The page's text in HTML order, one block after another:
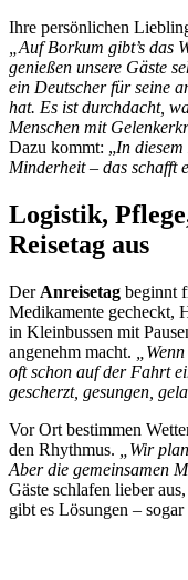
Ihre persönlichen
„Auf Borkum gibt’s das
genießen unsere Gäste
ein Deutscher für seine
hat. Es ist durchdacht,
Menschen mit
Dazu kommt: „In
Minderheit – das schafft
Logistik,
Reisetag aus
Der Anreisetag beginnt
Medikamente gecheckt,
in Kleinbussen mit
angenehm macht.
oft schon auf der Fahrt
gescherzt, gesungen,
Vor Ort bestimmen
den Rhythmus.
„Wir
Aber die gemeinsamen
Gäste schlafen lieber
gibt es Lösungen –